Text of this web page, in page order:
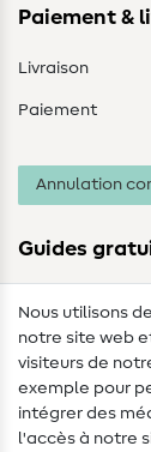
Paiement &
Livraison
Paiement
Annulation
Guides
Lexique de
Tutos de
Aide &
Nous utilisons
notre site web
visiteurs de
exemple pour
intégrer des
l'accès à notre